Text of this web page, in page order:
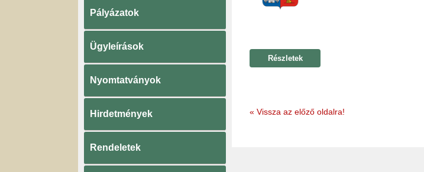
Pályázatok
Ügyleírások
Nyomtatványok
Hirdetmények
Rendeletek
Részletek
« Vissza az előző oldalra!